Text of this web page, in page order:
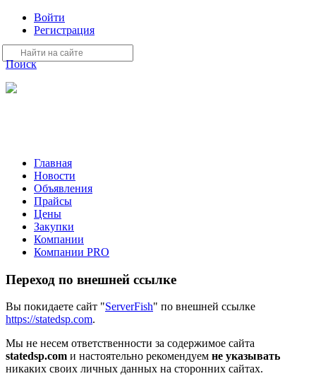
Войти
Регистрация
Поиск
Главная
Новости
Объявления
Прайсы
Цены
Закупки
Компании
Компании PRO
Переход по внешней ссылке
Вы покидаете сайт "ServerFish" по внешней ссылке
https://statedsp.com.
Мы не несем ответственности за содержимое сайта
statedsp.com и настоятельно рекомендуем не указывать
никаких своих личных данных на сторонних сайтах.